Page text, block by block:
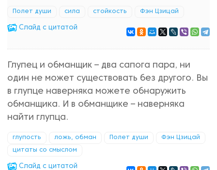
Полет души сила стойкость Фэн Цзицай
Cлайд с цитатой
Глупец и обманщик – два сапога пара, ни
один не может существовать без другого. Вы
в глупце наверняка можете обнаружить
обманщика. И в обманщике – наверняка
найти глупца.
глупость ложь, обман Полет души Фэн Цзицай
цитаты со смыслом
Cлайд с цитатой